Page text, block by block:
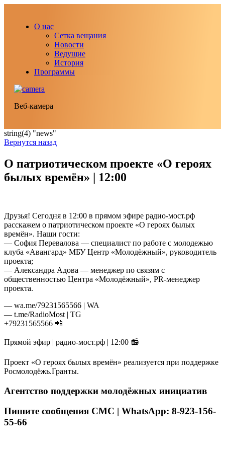
О нас
Сетка вещания
Новости
Ведущие
История
Программы
Веб-камера
string(4) "news"
Вернутся назад
О патриотическом проекте «О героях
былых времён» | 12:00
Друзья! Сегодня в 12:00 в прямом эфире радио-мост.рф
расскажем о патриотическом проекте «О героях былых
времён». Наши гости:
— София Перевалова — специалист по работе с молодежью
клуба «Авангард» МБУ Центр «Молодёжный», руководитель
проекта;
— Александра Адова — менеджер по связям с
общественностью Центра «Молодёжный», PR-менеджер
проекта.
— wa.me/79231565566 | WA
— t.me/RadioMost | TG
+79231565566 📲
Прямой эфир | радио-мост.рф | 12:00 📻
Проект «О героях былых времён» реализуется при поддержке
Росмолодёжь.Гранты.
Агентство поддержки молодёжных инициатив
Пишите сообщения СМС | WhatsApp: 8-923-156-
55-66